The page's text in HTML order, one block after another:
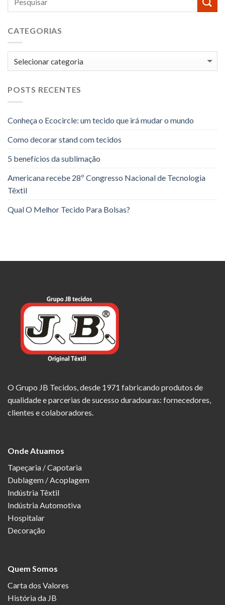
CATEGORIAS
Categorias
POSTS RECENTES
Conheça o Ecocircle: um tecido que irá mudar o mundo
Como decorar stand com tecidos
5 benefícios da sublimação
Americana recebe 28º Congresso Nacional de Tecnologia
Têxtil
Qual O Melhor Tecido Para Bolsas?
O Grupo JB Tecidos, desde 1971 fabricando produtos de
qualidade e parcerias de sucesso duradouras: fornecedores,
clientes e colaboradores.
Onde Atuamos
Tapeçaria / Capotaria
Dublagem / Acoplagem
Indústria Têxtil
Indústria Automotiva
Hospitalar
Decoração
Quem Somos
Carta dos Valores
História da JB